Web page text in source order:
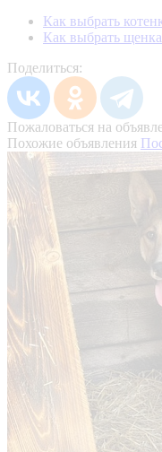
Как выбрать
Как выбрать щенка
Поделиться:
Пожаловаться на
Похожие объявления